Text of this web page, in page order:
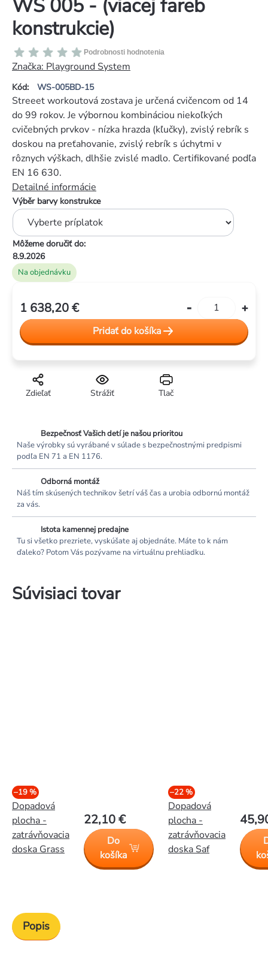
WS 005 - (viacej fareb
konstrukcie)
Kód: WS-005BD-15
Priemerné
hodnotenie
produktu
je
0,0
5
hviezdičiek.
Podrobnosti hodnotenia
Značka: Playground System
Na objednávku
Výběr barvy konstrukce
Môžeme doručiť do:
8.9.2026
Streeet workoutová zostava je určená cvičencom od 14
do 99 rokov. Je výbornou kombináciou niekoľkých
cvičebných prvkov - nízka hrazda (kľučky), zvislý rebrík s
doskou na preťahovanie, zvislý rebrík s úchytmi v
rôznych výškach, dlhšie zvislé madlo. Certifikované podľa
EN 16 630.
Detailné informácie
Tlač
Strážiť
Zdieľať
1 638,20 €
cena:
Pridať do košíka
Bezpečnosť Vašich detí je našou prioritou
Naše výrobky sú vyrábané v súlade s bezpečnostnými predpismi
podľa EN 71 a EN 1176.
Odborná montáž
Náš tím skúsených technikov šetrí váš čas a urobia odbornú montáž
za vás.
Istota kamennej predajne
Tu si všetko prezriete, vyskúšate aj objednáte. Máte to k nám
ďaleko? Potom Vás pozývame na virtuálnu prehliadku.
Súvisiaci tovar
–19 %
Dopadová
plocha -
zatrávňovacia
doska Grass
22,10 €
Do
košíka
–22 %
Dopadová
plocha -
zatrávňovacia
doska Saf
Popis